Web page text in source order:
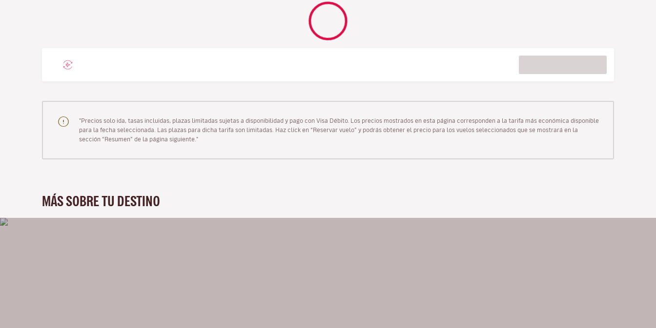
"Precios solo ida, tasas incluidas, plazas limitadas sujetas a disponibilidad y pago con Visa Débito. Los precios mostrados en esta página corresponden a la tarifa más económica disponible
para la fecha seleccionada. Las plazas para dicha tarifa son limitadas. Haz click en “Reservar vuelo” y podrás obtener el precio para los vuelos seleccionados que se mostrará en la
sección “Resumen” de la página siguiente."
MÁS SOBRE TU DESTINO